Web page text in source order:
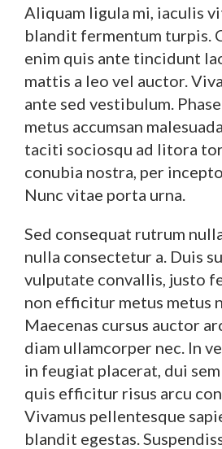
Aliquam ligula mi, iaculis
blandit fermentum turpis.
enim quis ante tincidunt
mattis a leo vel auctor.
ante sed vestibulum.
metus accumsan
taciti sociosqu ad litora
conubia nostra, per
Nunc vitae porta urna.
Sed consequat rutrum
nulla consectetur a. Duis
vulputate convallis, justo
non efficitur metus metus
Maecenas cursus auctor
diam ullamcorper nec. In
in feugiat placerat, dui
quis efficitur risus arcu
Vivamus pellentesque
blandit egestas.